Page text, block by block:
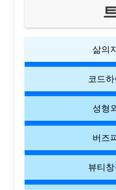
삶의
코드
성형
버즈
뷰티